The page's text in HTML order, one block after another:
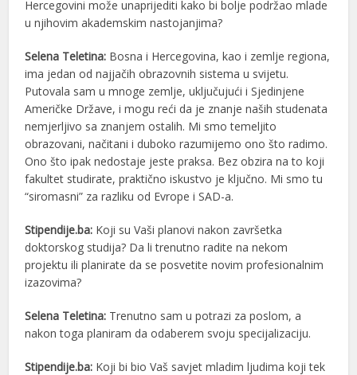
Hercegovini može unaprijediti kako bi bolje podržao mlade
u njihovim akademskim nastojanjima?
Selena Teletina: Bosna i Hercegovina, kao i zemlje regiona,
ima jedan od najjačih obrazovnih sistema u svijetu.
Putovala sam u mnoge zemlje, uključujući i Sjedinjene
Američke Države, i mogu reći da je znanje naših studenata
nemjerljivo sa znanjem ostalih. Mi smo temeljito
obrazovani, načitani i duboko razumijemo ono što radimo.
Ono što ipak nedostaje jeste praksa. Bez obzira na to koji
fakultet studirate, praktično iskustvo je ključno. Mi smo tu
“siromasni” za razliku od Evrope i SAD-a.
Stipendije.ba: Koji su Vaši planovi nakon završetka
doktorskog studija? Da li trenutno radite na nekom
projektu ili planirate da se posvetite novim profesionalnim
izazovima?
Selena Teletina: Trenutno sam u potrazi za poslom, a
nakon toga planiram da odaberem svoju specijalizaciju.
Stipendije.ba: Koji bi bio Vaš savjet mladim ljudima koji tek